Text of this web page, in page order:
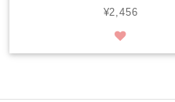
¥2,456